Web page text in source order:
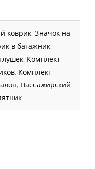
коврик,Значок на
в багажник,
, Комплект
, Комплект
, Пассажирский